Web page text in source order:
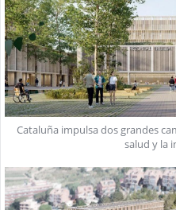
Cataluña impulsa dos grandes
salud y la